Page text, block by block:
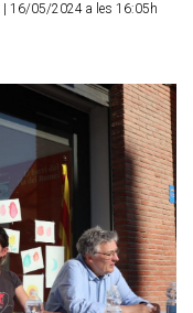
| 16/05/2024 a les 16:05h